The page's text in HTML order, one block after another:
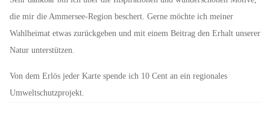
die mir die Ammersee-Region beschert. Gerne möchte ich meiner
Wahlheimat etwas zurückgeben und mit einem Beitrag den Erhalt unserer
Natur unterstützen.
Von dem Erlös jeder Karte spende ich 10 Cent an ein regionales
Umweltschutzprojekt.